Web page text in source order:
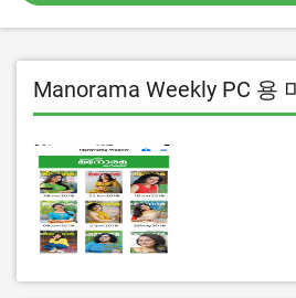
Manorama Weekly PC 용